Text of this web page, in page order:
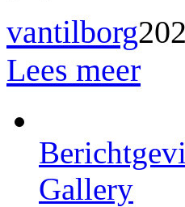
vantilborg
Lees meer
Gallery